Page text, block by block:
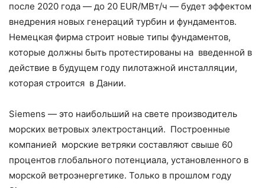
после 2020 года — до 20 EUR/МВт/ч — будет эффектом
внедрения новых генераций турбин и фундаментов.
Немецкая фирма строит новые типы фундаментов,
которые должны быть протестированы на введенной в
действие в будущем году пилотажной инсталляции,
которая строится в Дании.
Siemens — это наибольший на свете производитель
морских ветровых электростанций. Построенные
компанией морские ветряки составляют свыше 60
процентов глобального потенциала, установленного в
морской ветроэнергетике. Только в прошлом году